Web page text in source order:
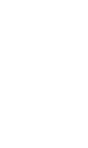
og Bike to Work-
og mer